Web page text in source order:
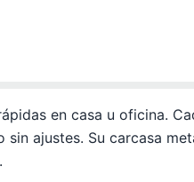
en casa u oficina.
ajustes. Su carcasa